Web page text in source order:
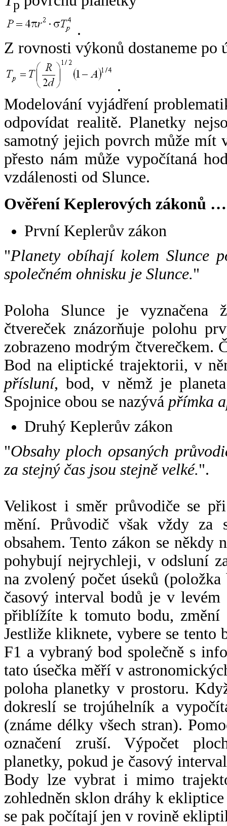
p
.
Z rovnosti výkonů dostaneme po
.
Modelování vyjádření
odpovídat realitě. Planetky
samotný jejich povrch může mít
přesto nám může vypočítaná
vzdálenosti od Slunce.
Ověření Keplerových zákonů …
První Keplerův zákon
"Planety obíhají kolem Slunce
společném ohnisku je Slunce."
Poloha Slunce je vyznačena
čtvereček znázorňuje polohu
zobrazeno modrým čtverečkem.
Bod na eliptické trajektorii, v
přísluní, bod, v němž je
Spojnice obou se nazývá přímka
Druhý Keplerův zákon
"Obsahy ploch opsaných
za stejný čas jsou stejně velké.".
Velikost i směr průvodiče se
mění. Průvodič však vždy za
obsahem. Tento zákon se někdy
pohybují nejrychleji, v odsluní
na zvolený počet úseků
časový interval bodů je v
přiblížíte k tomuto bodu,
Jestliže kliknete, vybere se tento
F1 a vybraný bod společně s
tato úsečka měří v
poloha planetky v prostoru.
dokreslí se trojúhelník a
(známe délky všech stran).
označení zruší. Výpočet
planetky, pokud je časový
Body lze vybrat i mimo
zohledněn sklon dráhy k
se pak počítají jen v rovině